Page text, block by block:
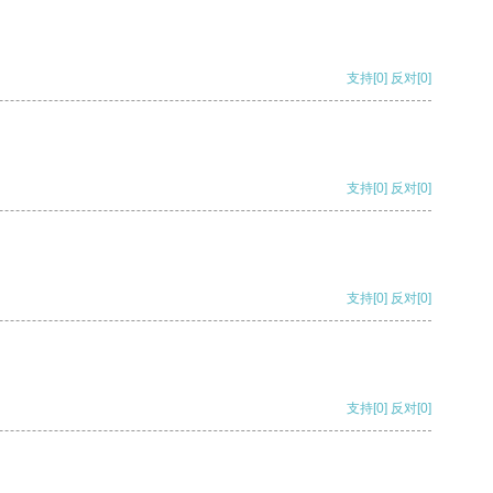
支持[0] 反对[0]
支持[0] 反对[0]
支持[0] 反对[0]
支持[0] 反对[0]